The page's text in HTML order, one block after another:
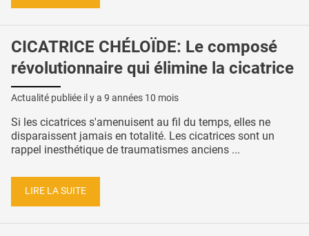
CICATRICE CHÉLOÏDE: Le composé
révolutionnaire qui élimine la cicatrice
Actualité publiée il y a 9 années 10 mois
Si les cicatrices s'amenuisent au fil du temps, elles ne
disparaissent jamais en totalité. Les cicatrices sont un
rappel inesthétique de traumatismes anciens ...
LIRE LA SUITE